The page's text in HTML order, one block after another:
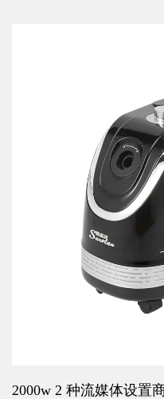
2000w 2 种流媒体设置